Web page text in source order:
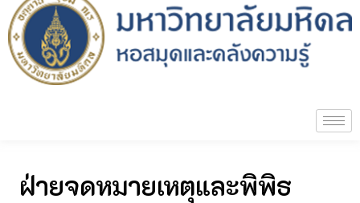
ฝ่ายจดหมายเหตุและพิพิธ